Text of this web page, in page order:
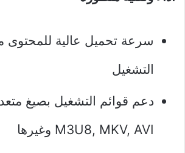
سرعة تحميل عالية للمحتوى
التشغيل
M3U8, MKV, AVI وغيرها